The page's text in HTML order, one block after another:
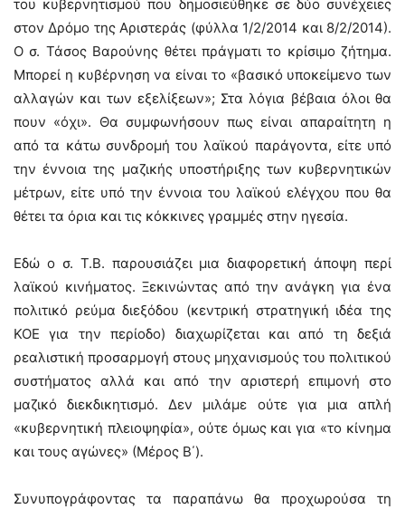
του κυβερνητισμού που δημοσιεύθηκε σε δύο συνέχειες
στον Δρόμο της Αριστεράς (φύλλα 1/2/2014 και 8/2/2014).
Ο σ. Τάσος Βαρούνης θέτει πράγματι το κρίσιμο ζήτημα.
Μπορεί η κυβέρνηση να είναι το «βασικό υποκείμενο των
αλλαγών και των εξελίξεων»; Στα λόγια βέβαια όλοι θα
πουν «όχι». Θα συμφωνήσουν πως είναι απαραίτητη η
από τα κάτω συνδρομή του λαϊκού παράγοντα, είτε υπό
την έννοια της μαζικής υποστήριξης των κυβερνητικών
μέτρων, είτε υπό την έννοια του λαϊκού ελέγχου που θα
θέτει τα όρια και τις κόκκινες γραμμές στην ηγεσία.
Εδώ ο σ. Τ.Β. παρουσιάζει μια διαφορετική άποψη περί
λαϊκού κινήματος. Ξεκινώντας από την ανάγκη για ένα
πολιτικό ρεύμα διεξόδου (κεντρική στρατηγική ιδέα της
ΚΟΕ για την περίοδο) διαχωρίζεται και από τη δεξιά
ρεαλιστική προσαρμογή στους μηχανισμούς του πολιτικού
συστήματος αλλά και από την αριστερή επιμονή στο
μαζικό διεκδικητισμό. Δεν μιλάμε ούτε για μια απλή
«κυβερνητική πλειοψηφία», ούτε όμως και για «το κίνημα
και τους αγώνες» (Μέρος Β΄).
Συνυπογράφοντας τα παραπάνω θα προχωρούσα τη